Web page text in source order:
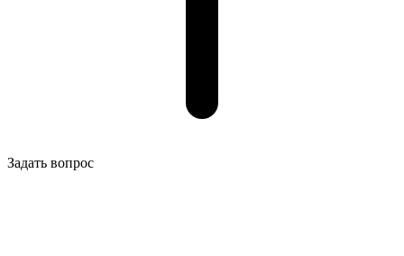
Задать вопрос